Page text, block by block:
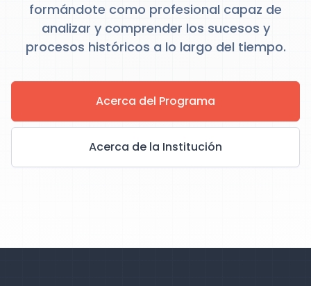
formándote como profesional capaz de
analizar y comprender los sucesos y
procesos históricos a lo largo del tiempo.
Acerca del Programa
Acerca de la Institución